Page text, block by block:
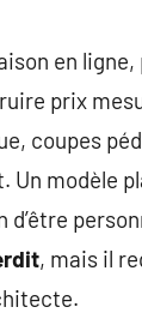
en ligne,
prix
coupes
modèle
d’être
, mais il